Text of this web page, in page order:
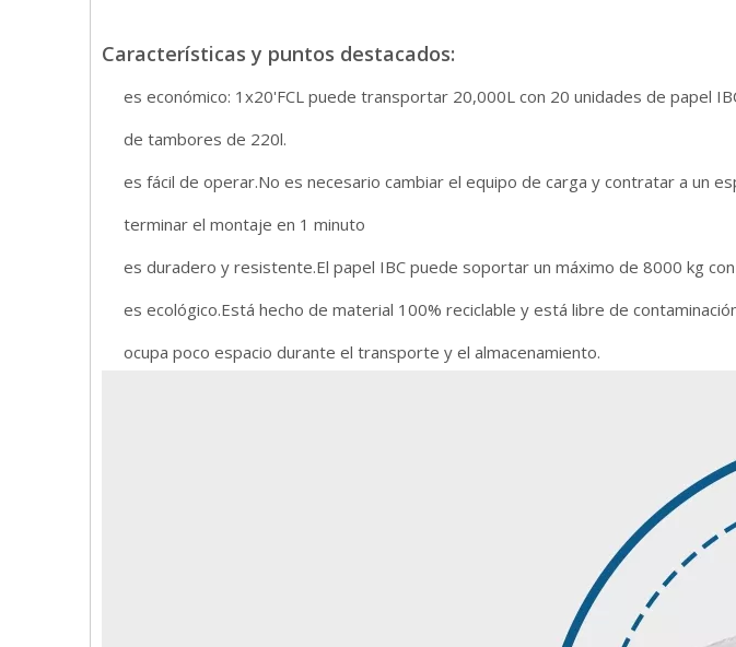
Características y puntos destacados:
es económico: 1x20'FCL puede transportar 20,000L con 20 unidades de papel
de tambores de 220l.
es fácil de operar.No es necesario cambiar el equipo de carga y contratar a un
terminar el montaje en 1 minuto
es duradero y resistente.El papel IBC puede soportar un máximo de 8000 kg
es ecológico.Está hecho de material 100% reciclable y está libre de
ocupa poco espacio durante el transporte y el almacenamiento.